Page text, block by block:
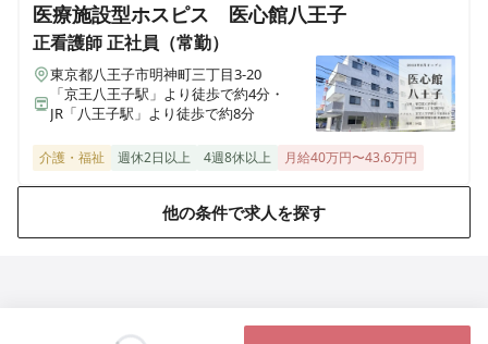
医療施設型ホスピス 医心館八王子
正看護師正社員（常勤）
東京都八王子市明神町三丁目3-20
「京王八王子駅」より徒歩で約4分・
JR「八王子駅」より徒歩で約8分
介護・福祉 週休2日以上 4週8休以上 月給40万円〜43.6万円
他の条件で求人を探す